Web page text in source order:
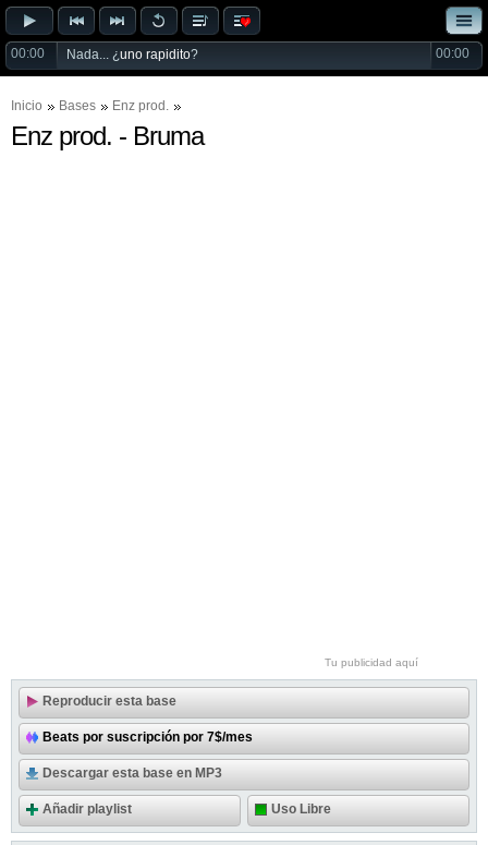
00:00 Nada... ¿uno rapidito? 00:00
Inicio Bases Enz prod.
Enz prod. - Bruma
Tu publicidad aquí
Reproducir esta base
Beats por suscripción por 7$/mes
Descargar esta base en MP3
Añadir playlist Uso Libre